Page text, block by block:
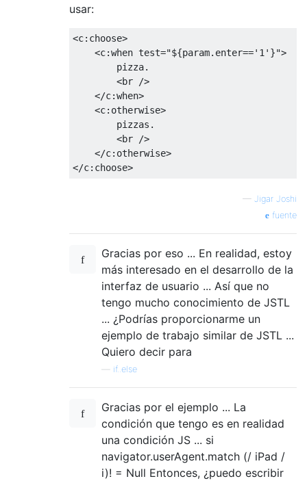
usar:
<c:choose>
<c:when test="${param.enter=='1'}">
        pizza.
<br
/>
</c:when>
<c:otherwise>
        pizzas.
<br
/>
</c:otherwise>
</c:choose>
— Jigar Joshi
fuente
Gracias por eso ... En realidad, estoy
más interesado en el desarrollo de la
interfaz de usuario ... Así que no
tengo mucho conocimiento de JSTL
... ¿Podrías proporcionarme un
ejemplo de trabajo similar de JSTL ...
Quiero decir para
if..else
Gracias por el ejemplo ... La
condición que tengo es en realidad
una condición JS ... si
navigator.userAgent.match (/ iPad /
i)! = Null Entonces, ¿puedo escribir